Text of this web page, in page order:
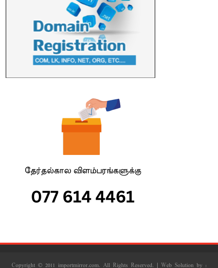
Copyright © 2011 importmirror.com. All Rights Reserved. | Web Solution by :